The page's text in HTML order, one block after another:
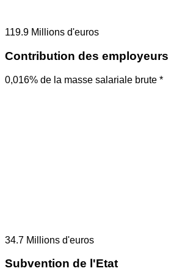
119.9 Millions d'euros
Contribution des employeurs
0,016% de la masse salariale brute *
34.7 Millions d'euros
Subvention de l'Etat